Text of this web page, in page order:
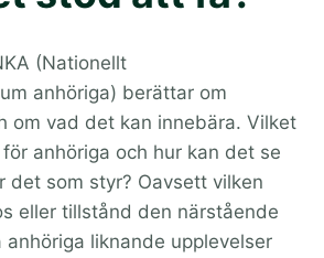
(Nationellt
anhöriga) berättar om
om vad det kan innebära. Vilket
anhöriga och hur kan det se
det som styr? Oavsett vilken
eller tillstånd den närstående
anhöriga liknande upplevelser